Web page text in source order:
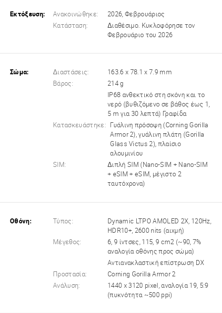
Εκτόξευση: Ανακοινώθηκε:
2026, Φεβρουάριος
Κατάσταση:
Διαθέσιμο. Κυκλοφόρησε τον
Φεβρουάριο του 2026
Σώμα: Διαστάσεις:
163.6 x 78.1 x 7.9 mm
Βάρος:
214 g
IP68 ανθεκτικό στη σκόνη και το
νερό (βυθιζόμενο σε βάθος έως 1,
5 m για 30 λεπτά) Γραφίδα
Κατασκευάστηκε:
Γυάλινη πρόσοψη (Corning Gorilla
Armor 2), γυάλινη πλάτη (Gorilla
Glass Victus 2), πλαίσιο
αλουμινίου
SIM:
Διπλή SIM (Nano-SIM + Nano-SIM
+ eSIM + eSIM, μέγιστο 2
ταυτόχρονα)
Οθόνη: Τύπος:
Dynamic LTPO AMOLED 2X, 120Hz,
HDR10+, 2600 nits (αιχμή)
Μέγεθος:
6, 9 ίντσες, 115, 9 cm2 (~90, 7%
αναλογία οθόνης προς σώμα)
Αντιανακλαστική επίστρωση DX
Προστασία:
Corning Gorilla Armor 2
Ανάλυση:
1440 x 3120 pixel, αναλογία 19, 5:9
(πυκνότητα ~500 ppi)